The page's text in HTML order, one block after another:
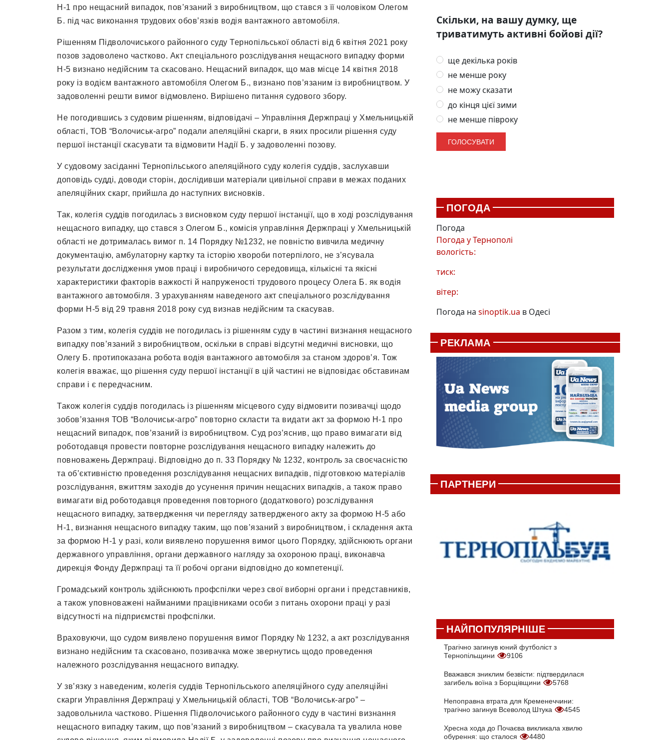
Н-1 про нещасний випадок, пов’язаний з виробництвом, що стався з її чоловіком Олегом
Б. під час виконання трудових обов’язків водія вантажного автомобіля.
Рішенням Підволочиського районного суду Тернопільської області від 6 квітня 2021 року
позов задоволено частково. Акт спеціального розслідування нещасного випадку форми
Н-5 визнано недійсним та скасовано. Нещасний випадок, що мав місце 14 квітня 2018
року із водієм вантажного автомобіля Олегом Б., визнано пов’язаним із виробництвом. У
задоволенні решти вимог відмовлено. Вирішено питання судового збору.
Не погодившись з судовим рішенням, відповідачі – Управління Держпраці у Хмельницькій
області, ТОВ “Волочиськ-агро” подали апеляційні скарги, в яких просили рішення суду
першої інстанції скасувати та відмовити Надії Б. у задоволенні позову.
У судовому засіданні Тернопільського апеляційного суду колегія суддів, заслухавши
доповідь судді, доводи сторін, дослідивши матеріали цивільної справи в межах поданих
апеляційних скарг, прийшла до наступних висновків.
Так, колегія суддів погодилась з висновком суду першої інстанції, що в ході розслідування
нещасного випадку, що стався з Олегом Б., комісія управління Держпраці у Хмельницькій
області не дотрималась вимог п. 14 Порядку №1232, не повністю вивчила медичну
документацію, амбулаторну картку та історію хвороби потерпілого, не з’ясувала
результати дослідження умов праці і виробничого середовища, кількісні та якісні
характеристики факторів важкості й напруженості трудового процесу Олега Б. як водія
вантажного автомобіля. З урахуванням наведеного акт спеціального розслідування
форми Н-5 від 29 травня 2018 року суд визнав недійсним та скасував.
Разом з тим, колегія суддів не погодилась із рішенням суду в частині визнання нещасного
випадку пов’язаний з виробництвом, оскільки в справі відсутні медичні висновки, що
Олегу Б. протипоказана робота водія вантажного автомобіля за станом здоров’я. Тож
колегія вважає, що рішення суду першої інстанції в цій частині не відповідає обставинам
справи і є передчасним.
Також колегія суддів погодилась із рішенням місцевого суду відмовити позивачці щодо
зобов’язання ТОВ “Волочиськ-агро” повторно скласти та видати акт за формою Н-1 про
нещасний випадок, пов’язаний із виробництвом. Суд роз’яснив, що право вимагати від
роботодавця провести повторне розслідування нещасного випадку належить до
повноважень Держпраці. Відповідно до п. 33 Порядку № 1232, контроль за своєчасністю
та об’єктивністю проведення розслідування нещасних випадків, підготовкою матеріалів
розслідування, вжиттям заходів до усунення причин нещасних випадків, а також право
вимагати від роботодавця проведення повторного (додаткового) розслідування
нещасного випадку, затвердження чи перегляду затвердженого акту за формою Н-5 або
Н-1, визнання нещасного випадку таким, що пов’язаний з виробництвом, і складення акта
за формою Н-1 у разі, коли виявлено порушення вимог цього Порядку, здійснюють органи
державного управління, органи державного нагляду за охороною праці, виконавча
дирекція Фонду Держпраці та її робочі органи відповідно до компетенції.
Громадський контроль здійснюють профспілки через свої виборні органи і представників,
а також уповноважені найманими працівниками особи з питань охорони праці у разі
відсутності на підприємстві профспілки.
Враховуючи, що судом виявлено порушення вимог Порядку № 1232, а акт розслідування
визнано недійсним та скасовано, позивачка може звернутись щодо проведення
належного розслідування нещасного випадку.
У зв’язку з наведеним, колегія суддів Тернопільського апеляційного суду апеляційні
скарги Управління Держпраці у Хмельницькій області, ТОВ “Волочиськ-агро” –
задовольнила частково. Рішення Підволочиського районного суду в частині визнання
нещасного випадку таким, що пов’язаний з виробництвом – скасувала та увалила нове
Скільки, на вашу думку, ще
триватимуть активні бойові дії?
ще декілька років
не менше року
не можу сказати
до кінця цієї зими
не менше півроку
ПОГОДА
Погода
Погода уТернополі
вологість:
тиск:
вітер:
Погода на sinoptik.ua в Одесі
РЕКЛАМА
ПАРТНЕРИ
НАЙПОПУЛЯРНІШЕ
Трагічно загинув юний футболіст з
Тернопільщини
9106
Вважався зниклим безвісти: підтвердилася
загибель воїна з Борщівщини
5768
Непоправна втрата для Кременеччини:
трагічно загинув Всеволод Штука
4545
Хресна хода до Почаєва викликала хвилю
обурення: що сталося
4480